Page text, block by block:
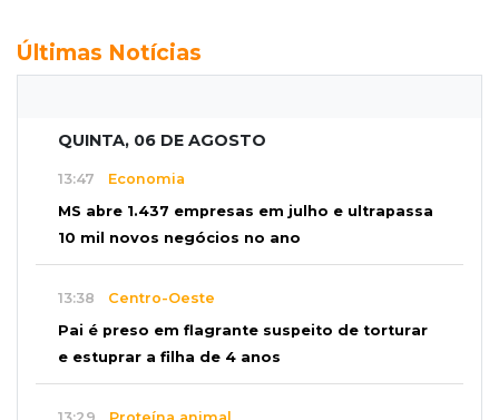
Últimas Notícias
QUINTA, 06 DE AGOSTO
13:47 Economia
MS abre 1.437 empresas em julho e ultrapassa
10 mil novos negócios no ano
13:38 Centro-Oeste
Pai é preso em flagrante suspeito de torturar
e estuprar a filha de 4 anos